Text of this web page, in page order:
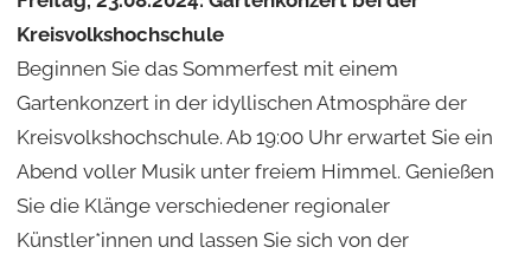
Kreisvolkshochschule
Beginnen Sie das Sommerfest mit einem
Gartenkonzert in der idyllischen Atmosphäre der
Kreisvolkshochschule. Ab 19:00 Uhr erwartet Sie ein
Abend voller Musik unter freiem Himmel. Genießen
Sie die Klänge verschiedener regionaler
Künstler*innen und lassen Sie sich von der